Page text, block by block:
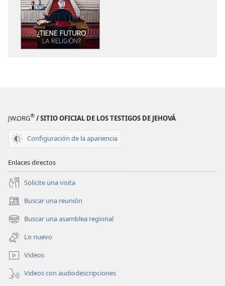
JW.ORG® / SITIO OFICIAL DE LOS TESTIGOS DE JEHOVÁ
Configuración de la apariencia
Enlaces directos
Solicite una visita
Buscar una reunión
(abre
una
nueva
ventana)
Buscar una asamblea regional
(abre
una
nueva
ventana)
Lo nuevo
Videos
Videos con audiodescripciones